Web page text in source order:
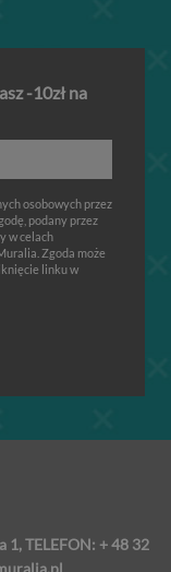
-10zł na
osobowych przez
podany przez
w celach
Zgoda może
linku w
TELEFON: + 48 32